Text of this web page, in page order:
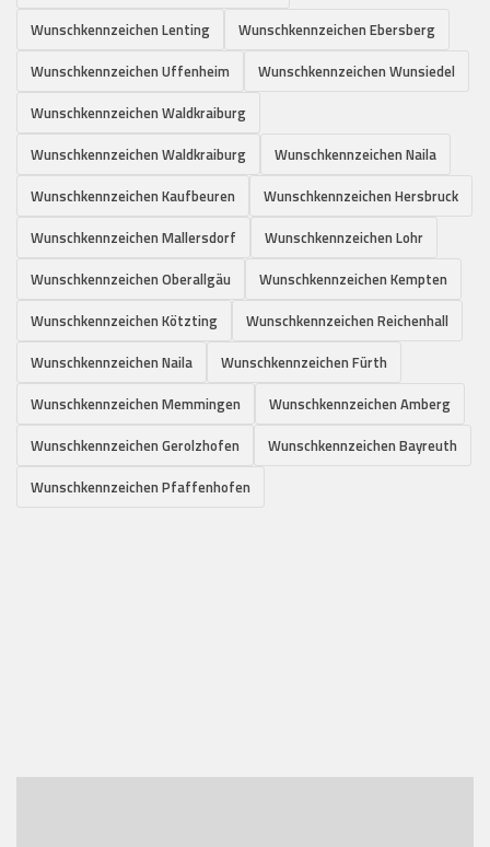
Wunschkennzeichen Lenting
Wunschkennzeichen Ebersberg
Wunschkennzeichen Uffenheim
Wunschkennzeichen Wunsiedel
Wunschkennzeichen Waldkraiburg
Wunschkennzeichen Waldkraiburg
Wunschkennzeichen Naila
Wunschkennzeichen Kaufbeuren
Wunschkennzeichen Hersbruck
Wunschkennzeichen Mallersdorf
Wunschkennzeichen Lohr
Wunschkennzeichen Oberallgäu
Wunschkennzeichen Kempten
Wunschkennzeichen Kötzting
Wunschkennzeichen Reichenhall
Wunschkennzeichen Naila
Wunschkennzeichen Fürth
Wunschkennzeichen Memmingen
Wunschkennzeichen Amberg
Wunschkennzeichen Gerolzhofen
Wunschkennzeichen Bayreuth
Wunschkennzeichen Pfaffenhofen